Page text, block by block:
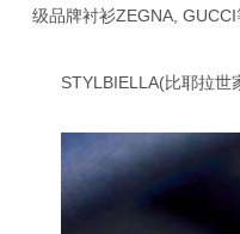
级品牌衬衫ZEGNA, GUCCI
STYLBIELLA(比耶拉世